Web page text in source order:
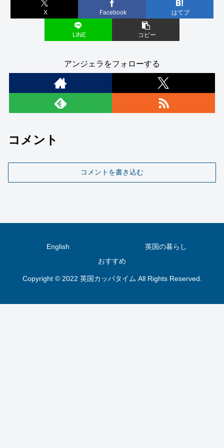
X Facebook はてブ
LINE コピー
アンジェラをフォローする
コメント
コメントを書き込む
English
英国の暮らし
おすすめ
Copyright © 2022 英国カッパタイム All Rights Reserved.